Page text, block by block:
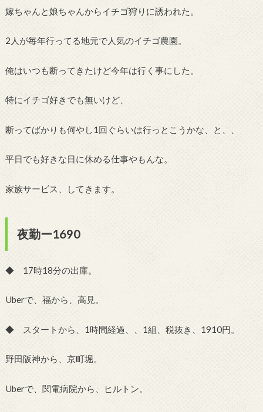
嫁ちゃんと娘ちゃんからイチゴ狩りに誘われた。
2人が毎年行ってる地元で人気のイチゴ農園。
俺はいつも断ってきたけど今年は行く事にした。
特にイチゴ好きでも無いけど、
断ってばかりも何やし1回ぐらいは行っとこうかな、と、、
平日でも好きな日に休める仕事やもんな。
家族サービス、してきます。
夜勤ー1690
◆ 17時18分の出庫。
Uberで、福から、高見。
◆ スタートから、1時間経過、、1組、税抜き、1910円。
野田阪神から、京町堀。
Uberで、関電病院から、ヒルトン。